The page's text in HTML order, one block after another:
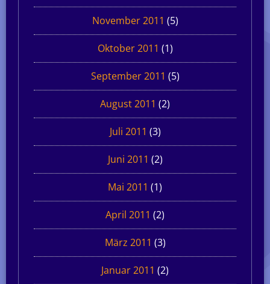
November 2011 (5)
Oktober 2011 (1)
September 2011 (5)
August 2011 (2)
Juli 2011 (3)
Juni 2011 (2)
Mai 2011 (1)
April 2011 (2)
März 2011 (3)
Januar 2011 (2)